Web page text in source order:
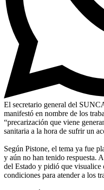
El secretario general del
manifestó en nombre de los
“precarización que viene
sanitaria a la hora de sufrir un
Según Pistone, el tema ya fue
y aún no han tenido respuesta.
del Estado y pidió que visualice
condiciones para atender a los